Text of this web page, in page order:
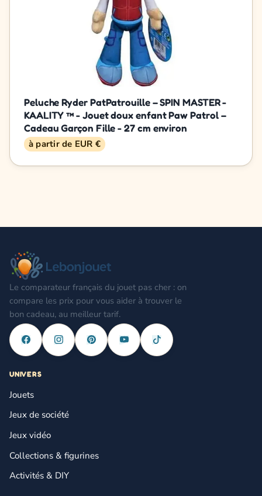
Peluche Ryder PatPatrouille – SPIN MASTER -
KAALITY ™ - Jouet doux enfant Paw Patrol –
Cadeau Garçon Fille - 27 cm environ
à partir de EUR €
Le comparateur français du jouet pas cher : on
compare les prix pour vous aider à trouver le
bon cadeau, au meilleur tarif.
UNIVERS
Jouets
Jeux de société
Jeux vidéo
Collections & figurines
Activités & DIY